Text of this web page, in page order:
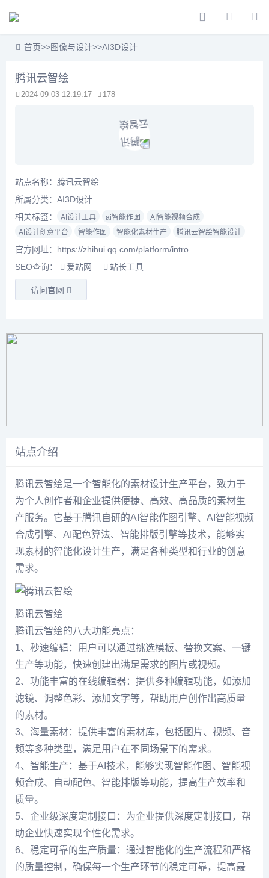
首页>>图像与设计>>AI3D设计
腾讯云智绘
2024-09-03 12:19:17 178
站点名称：腾讯云智绘
所属分类： AI3D设计
相关标签：
AI设计工具 ai智能作图
AI智能视频合成
AI设计创意平台
智能作图 智能化素材生产 腾讯云智绘智能设计
官方网址：https://zhihui.qq.com/platform/intro
SEO查询：
爱站网 站长工具
访问官网
站点介绍
腾讯云智绘是一个智能化的素材设计生产平台，致力于
为个人创作者和企业提供便捷、高效、高品质的素材生
产服务。它基于腾讯自研的AI智能作图引擎、AI智能视频
合成引擎、AI配色算法、智能排版引擎等技术，能够实
现素材的智能化设计生产，满足各种类型和行业的创意
需求。
腾讯云智绘
腾讯云智绘的八大功能亮点：
1、秒速编辑：用户可以通过挑选模板、替换文案、一键
生产等功能，快速创建出满足需求的图片或视频。
2、功能丰富的在线编辑器：提供多种编辑功能，如添加
滤镜、调整色彩、添加文字等，帮助用户创作出高质量
的素材。
3、海量素材：提供丰富的素材库，包括图片、视频、音
频等多种类型，满足用户在不同场景下的需求。
4、智能生产：基于AI技术，能够实现智能作图、智能视
频合成、自动配色、智能排版等功能，提高生产效率和
质量。
5、企业级深度定制接口：为企业提供深度定制接口，帮
助企业快速实现个性化需求。
6、稳定可靠的生产质量：通过智能化的生产流程和严格
的质量控制，确保每一个生产环节的稳定可靠，提高最